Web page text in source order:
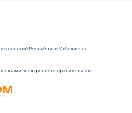
Республики Узбекистан
электронного правительства